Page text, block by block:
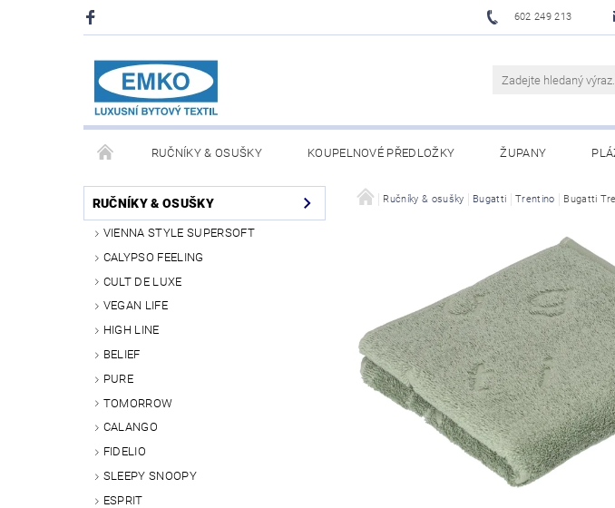
602 249 213
RUČNÍKY & OSUŠKY KOUPELNOVÉ PŘEDLOŽKY ŽUPANY
PŘIKRÝVKY & POLŠTÁŘE DEKY A PLÉDY UBRUSY A UTĚRKY EKELUND
NAPIŠTE NÁM
RUČNÍKY & OSUŠKY
VIENNA STYLE SUPERSOFT
CALYPSO FEELING
CULT DE LUXE
VEGAN LIFE
HIGH LINE
BELIEF
PURE
TOMORROW
CALANGO
FIDELIO
SLEEPY SNOOPY
ESPRIT
Ručníky & osušky Bugatti Trentino Bugatti